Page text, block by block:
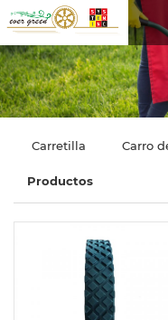
Carretilla Carro
Productos